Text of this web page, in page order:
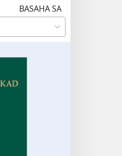
BASAHA SA